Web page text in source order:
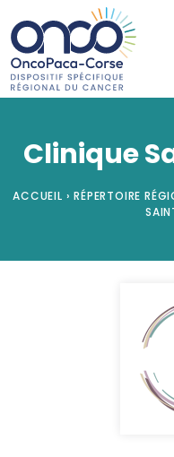
Clinique
ACCUEIL › RÉPERTOIRE
Panneau de gestion des